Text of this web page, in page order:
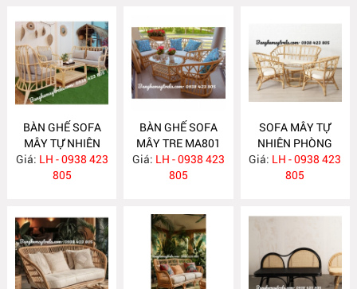
BÀN GHẾ SOFA
MÂY TỰ NHIÊN
PHÒNG KHÁCH
MA811
Giá: LH - 0938 423
805
BÀN GHẾ SOFA
MÂY TRE MA801
Giá: LH - 0938 423
805
SOFA MÂY TỰ
NHIÊN PHÒNG
KHÁCH MA800
Giá: LH - 0938 423
805